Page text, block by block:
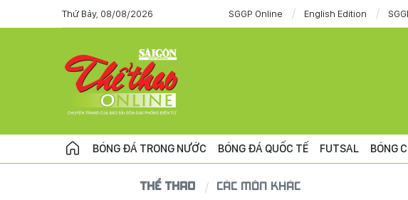
Thứ Bảy, 08/08/2026 SGGP Online English Edition
BÓNG ĐÁ TRONG NƯỚC BÓNG ĐÁ QUỐC TẾ FUTSAL BÓNG
THỂ THAO CÁC MÔN KHÁC